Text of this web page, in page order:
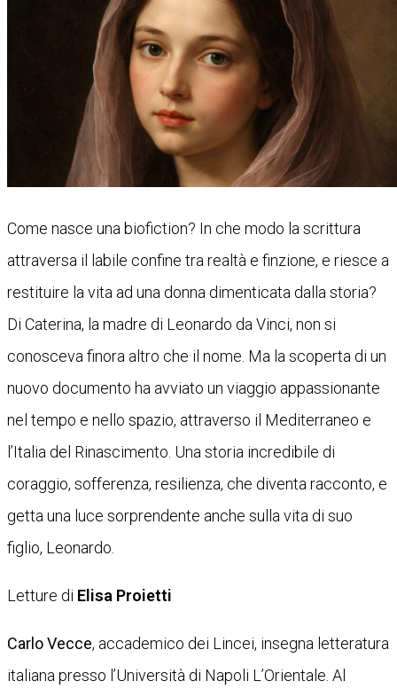
Come nasce una biofiction? In che modo la scrittura
attraversa il labile confine tra realtà e finzione, e riesce a
restituire la vita ad una donna dimenticata dalla storia?
Di Caterina, la madre di Leonardo da Vinci, non si
conosceva finora altro che il nome. Ma la scoperta di un
nuovo documento ha avviato un viaggio appassionante
nel tempo e nello spazio, attraverso il Mediterraneo e
l’Italia del Rinascimento. Una storia incredibile di
coraggio, sofferenza, resilienza, che diventa racconto, e
getta una luce sorprendente anche sulla vita di suo
figlio, Leonardo.
Letture di Elisa Proietti
Carlo Vecce, accademico dei Lincei, insegna letteratura
italiana presso l’Università di Napoli L’Orientale. Al